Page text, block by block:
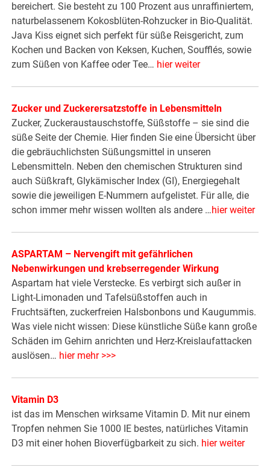
bereichert. Sie besteht zu 100 Prozent aus unraffiniertem,
naturbelassenem Kokosblüten-Rohzucker in Bio-Qualität.
Java Kiss eignet sich perfekt für süße Reisgericht, zum
Kochen und Backen von Keksen, Kuchen, Soufflés, sowie
zum Süßen von Kaffee oder Tee… hier weiter
Zucker und Zuckerersatzstoffe in Lebensmitteln
Zucker, Zuckeraustauschstoffe, Süßstoffe – sie sind die
süße Seite der Chemie. Hier finden Sie eine Übersicht über
die gebräuchlichsten Süßungsmittel in unseren
Lebensmitteln. Neben den chemischen Strukturen sind
auch Süßkraft, Glykämischer Index (GI), Energiegehalt
sowie die jeweiligen E-Nummern aufgelistet. Für alle, die
schon immer mehr wissen wollten als andere …hier weiter
ASPARTAM – Nervengift mit gefährlichen
Nebenwirkungen und krebserregender Wirkung
Aspartam hat viele Verstecke. Es verbirgt sich außer in
Light-Limonaden und Tafelsüßstoffen auch in
Fruchtsäften, zuckerfreien Halsbonbons und Kaugummis.
Was viele nicht wissen: Diese künstliche Süße kann große
Schäden im Gehirn anrichten und Herz-Kreislaufattacken
auslösen… hier mehr >>>
Vitamin D3
ist das im Menschen wirksame Vitamin D. Mit nur einem
Tropfen nehmen Sie 1000 IE bestes, natürliches Vitamin
D3 mit einer hohen Bioverfügbarkeit zu sich. hier weiter